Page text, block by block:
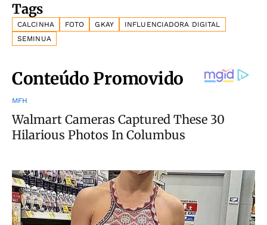
Tags
CALCINHA FOTO GKAY
INFLUENCIADORA DIGITAL
SEMINUA